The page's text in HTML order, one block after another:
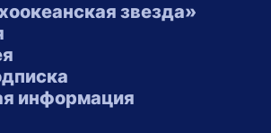
звезда»
информация